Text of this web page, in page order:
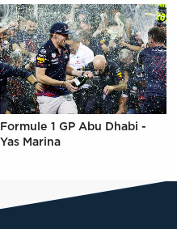
Formule 1 GP Abu Dhabi -
Yas Marina